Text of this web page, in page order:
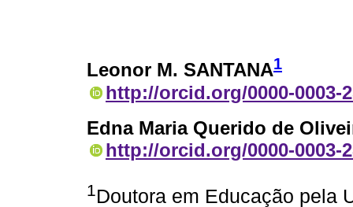
Leonor M. SANTANA1
http://orcid.org/0000-0003-
Edna Maria Querido de
http://orcid.org/0000-0003-
1Doutora em Educação pela